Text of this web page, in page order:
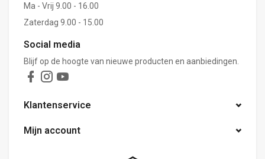
Ma - Vrij 9.00 - 16.00
Zaterdag 9.00 - 15.00
Social media
Blijf op de hoogte van nieuwe producten en aanbiedingen.
Klantenservice
Mijn account